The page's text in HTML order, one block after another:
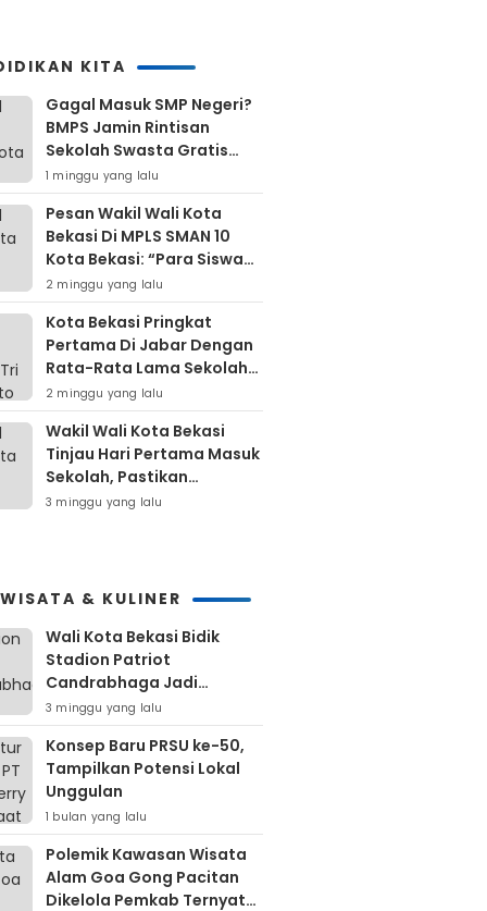
KITA
Gagal Masuk SMP Negeri?
BMPS Jamin Rintisan
Sekolah Swasta Gratis
Untuk Masyarakat Kota
Bekasi
1 minggu yang lalu
Pesan Wakil Wali Kota
Bekasi Di MPLS SMAN 10
Kota Bekasi: “Para Siswa
Hindari Perilaku Yang
Bertentangan Dengan
Norma Masyarakat
Maupun Agama”
2 minggu yang lalu
Kota Bekasi Pringkat
Pertama Di Jabar Dengan
Rata-Rata Lama Sekolah
Di Atas 12 Tahun
2 minggu yang lalu
Wakil Wali Kota Bekasi
Tinjau Hari Pertama Masuk
Sekolah, Pastikan
Kesiapan SMP Negeri
3 minggu yang lalu
& KULINER
Wali Kota Bekasi Bidik
Stadion Patriot
Candrabhaga Jadi
Kawasan Sport City Dan
Sport Tourism
3 minggu yang lalu
Konsep Baru PRSU ke-50,
Tampilkan Potensi Lokal
Unggulan
1 bulan yang lalu
Polemik Kawasan Wisata
Alam Goa Gong Pacitan
Dikelola Pemkab Ternyata